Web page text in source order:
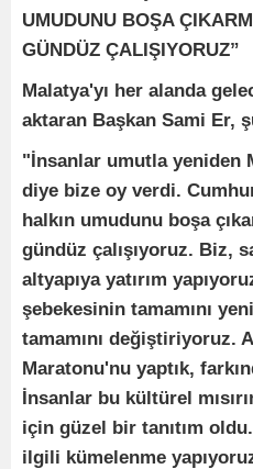
UMUDUNU BOŞA
GÜNDÜZ ÇALIŞIYORUZ”
Malatya'yı her alanda
aktaran Başkan Sami Er,
"İnsanlar umutla yeniden
diye bize oy verdi.
halkın umudunu boşa
gündüz çalışıyoruz. Biz,
altyapıya yatırım
şebekesinin tamamını
tamamını değiştiriyoruz.
Maratonu'nu yaptık,
İnsanlar bu kültürel
için güzel bir tanıtım
ilgili kümelenme